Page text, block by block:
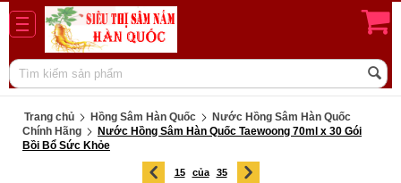
Trang chủ Hồng Sâm Hàn Quốc
Nước Hồng Sâm Hàn Quốc
Chính Hãng
Nước Hồng Sâm Hàn Quốc Taewoong 70ml x 30 Gói
Bồi Bổ Sức Khỏe
15 của 35